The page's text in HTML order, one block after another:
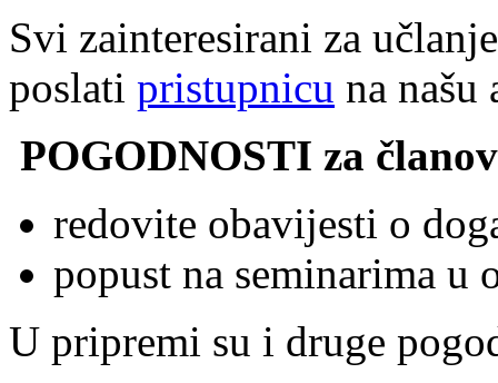
Svi zainteresirani za
poslati pristupnicu na našu
POGODNOSTI za
redovite obavijesti o
popust na seminarima u
U pripremi su i druge